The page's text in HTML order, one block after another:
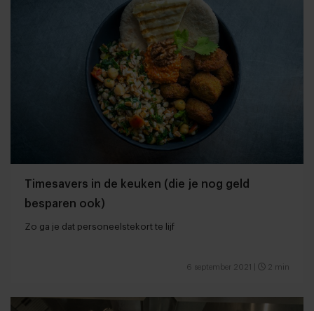
Timesavers in de keuken (die je nog geld
besparen ook)
Zo ga je dat personeelstekort te lijf
6 september 2021 2 min